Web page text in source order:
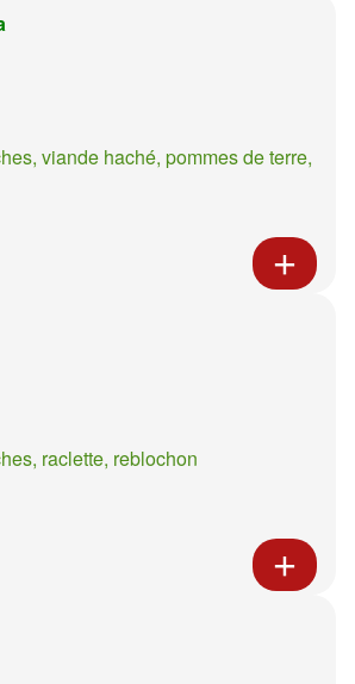
viande haché, pommes de terre,
raclette, reblochon